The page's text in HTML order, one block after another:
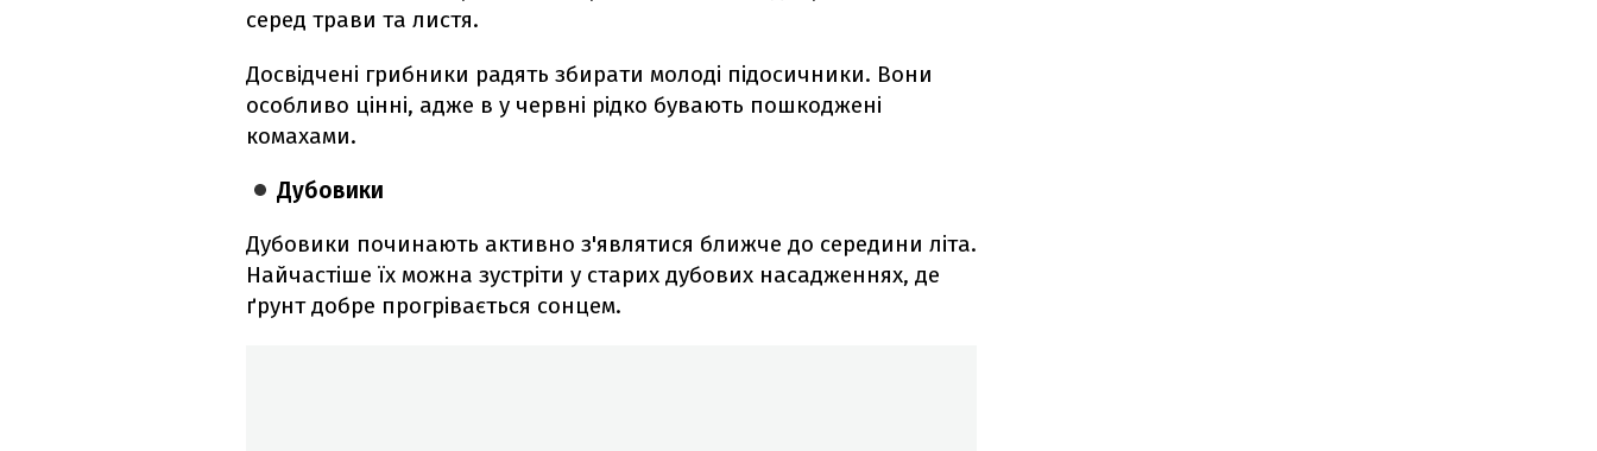
серед трави та листя.
Досвідчені грибники радять збирати молоді підосичники. Вони
особливо цінні, адже в у червні рідко бувають пошкоджені
комахами.
Дубовики
Дубовики починають активно з'являтися ближче до середини літа.
Найчастіше їх можна зустріти у старих дубових насадженнях, де
ґрунт добре прогрівається сонцем.